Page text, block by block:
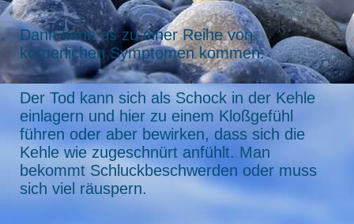
Dann kann es zu einer Reihe von
körperlichen Symptomen kommen:
Der Tod kann sich als Schock in der Kehle
einlagern und hier zu einem Kloßgefühl
führen oder aber bewirken, dass sich die
Kehle wie zugeschnürt anfühlt. Man
bekommt Schluckbeschwerden oder muss
sich viel räuspern.